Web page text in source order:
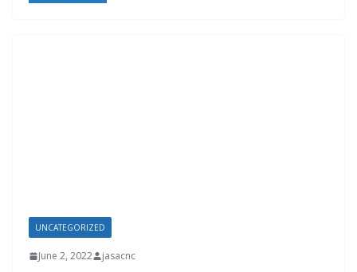
UNCATEGORIZED
June 2, 2022 jasacnc